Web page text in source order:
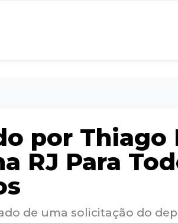
por Thiago
RJ Para
de uma solicitação do